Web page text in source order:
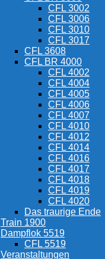
CFL 3002
CFL 3006
CFL 3010
CFL 3017
CFL 3608
CFL BR 4000
CFL 4002
CFL 4004
CFL 4005
CFL 4006
CFL 4007
CFL 4010
CFL 4012
CFL 4014
CFL 4016
CFL 4017
CFL 4018
CFL 4019
CFL 4020
Das traurige Ende
Train 1900
Dampflok 5519
CFL 5519
Veranstaltungen